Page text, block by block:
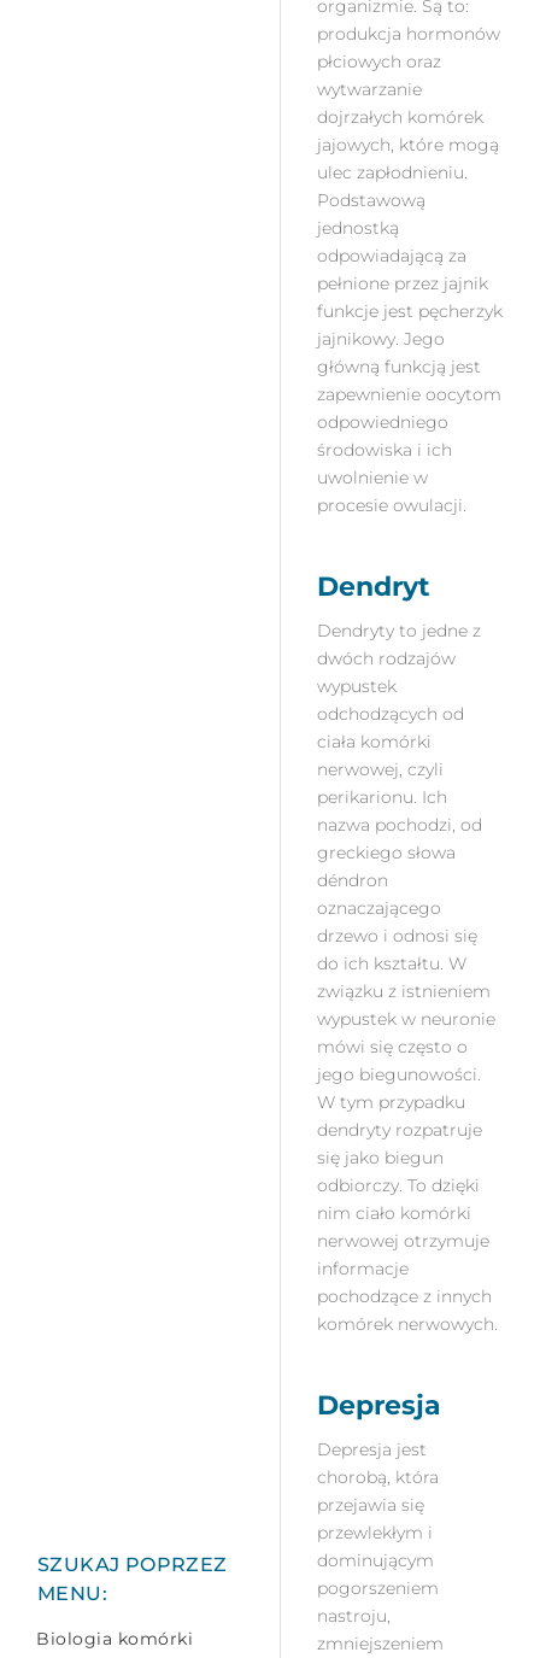
SZUKAJ POPRZEZ
MENU:
Biologia komórki
organizmie. Są to:
produkcja hormonów
płciowych oraz
wytwarzanie
dojrzałych komórek
jajowych, które mogą
ulec zapłodnieniu.
Podstawową
jednostką
odpowiadającą za
pełnione przez jajnik
funkcje jest pęcherzyk
jajnikowy. Jego
główną funkcją jest
zapewnienie oocytom
odpowiedniego
środowiska i ich
uwolnienie w
procesie owulacji.
Dendryt
Dendryty to jedne z
dwóch rodzajów
wypustek
odchodzących od
ciała komórki
nerwowej, czyli
perikarionu. Ich
nazwa pochodzi, od
greckiego słowa
déndron
oznaczającego
drzewo i odnosi się
do ich kształtu. W
związku z istnieniem
wypustek w neuronie
mówi się często o
jego biegunowości.
W tym przypadku
dendryty rozpatruje
się jako biegun
odbiorczy. To dzięki
nim ciało komórki
nerwowej otrzymuje
informacje
pochodzące z innych
komórek nerwowych.
Depresja
Depresja jest
chorobą, która
przejawia się
przewlekłym i
dominującym
pogorszeniem
nastroju,
zmniejszeniem